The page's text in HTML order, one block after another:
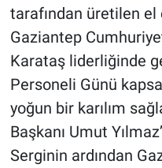
tarafından üretilen
Gaziantep
Karataş liderliğinde
Personeli Günü
yoğun bir karılım
Başkanı Umut
Serginin ardından